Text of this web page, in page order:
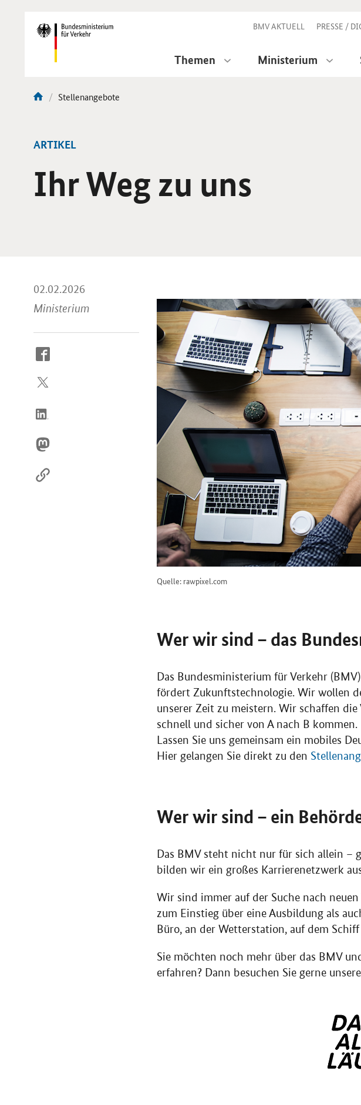
Navigation BMV AKTUELL PRESSE /
Themen Ministerium
Aktuelle
Stellenangebote
ARTIKEL
Ihr Weg zu uns
02.02.2026
Ministerium
So
Sie
Internet
Quelle: rawpixel.com
Wer wir sind – das
Das Bundesministerium für Verkehr
fördert Zukunftstechnologie. Wir wollen
unserer Zeit zu meistern. Wir schaffen
schnell und sicher von A nach B kommen.
Lassen Sie uns gemeinsam ein mobiles
Hier gelangen Sie direkt zu den
Wer wir sind – ein
Das BMV steht nicht nur für sich allein –
bilden wir ein großes Karrierenetzwerk
Wir sind immer auf der Suche nach
zum Einstieg über eine Ausbildung als
Büro, an der Wetterstation, auf dem
Sie möchten noch mehr über das BMV
erfahren? Dann besuchen Sie gerne